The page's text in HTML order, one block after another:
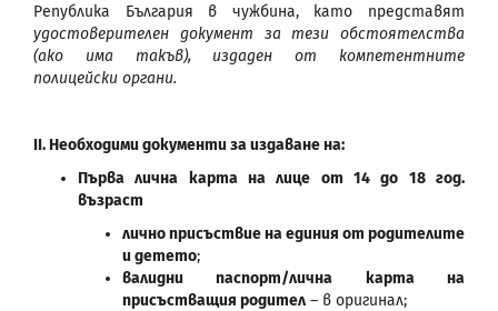
Република България в чужбина, като представят
удостоверителен документ за тези обстоятелства
(ако има такъв), издаден от компетентните
полицейски органи.
ІІ. Необходими документи за издаване на:
Първа лична карта на лице от 14 до 18 год.
възраст
лично присъствие на единия от родителите
и детето;
валидни паспорт/лична карта на
присъстващия родител– в оригинал;